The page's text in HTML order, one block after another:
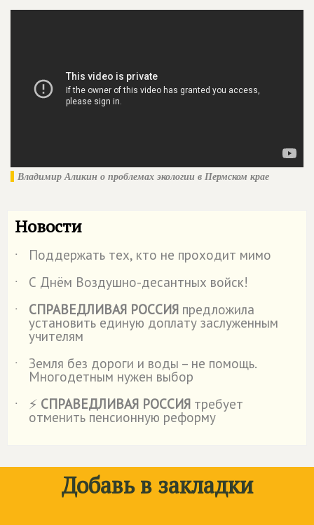
Владимир Аликин о проблемах экологии в Пермском крае
Новости
˙
Поддержать тех, кто не проходит мимо
˙
С Днём Воздушно-десантных войск!
˙
СПРАВЕДЛИВАЯ РОССИЯ предложила
установить единую доплату заслуженным
учителям
˙
Земля без дороги и воды – не помощь.
Многодетным нужен выбор
˙
⚡ СПРАВЕДЛИВАЯ РОССИЯ требует
отменить пенсионную реформу
Добавь в закладки